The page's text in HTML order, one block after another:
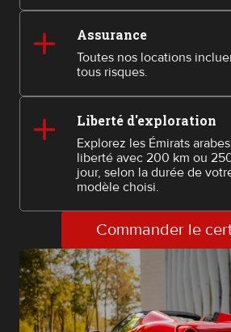
Assurance
Toutes nos locations
tous risques.
Liberté d'exploration
Explorez les Émirats
liberté avec 200 km ou
jour, selon la durée de
modèle choisi.
Commander le